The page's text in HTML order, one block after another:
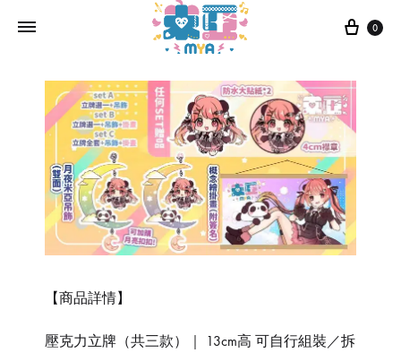
0
【商品詳情】
壓克力立牌（共三款）｜ 13cm高 可自行組裝／拆